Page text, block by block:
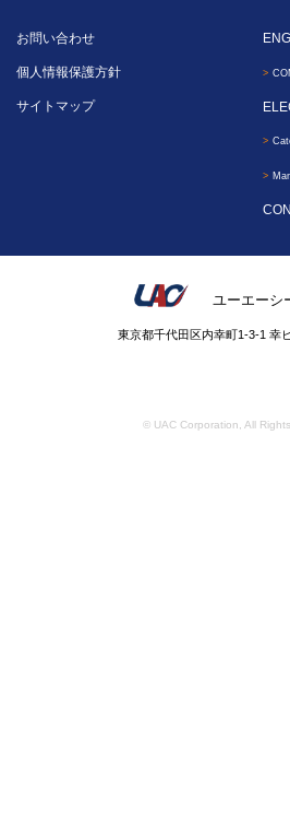
お問い合わせ
個人情報保護方針
サイトマップ
ユーエーシ
東京都千代田区内幸町1-3-1 幸
© UAC Corporation, All